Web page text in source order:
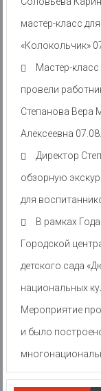
мастер-класс
«Колокольчик»
Мастер-
провели
Степанова Вера
Алексеевна
Директор
обзорную
для
В рамках
Городской
детского сада
национальных
Мероприятие
и было